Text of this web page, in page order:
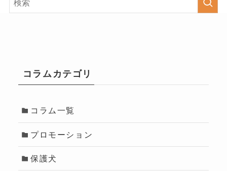
コラムカテゴリ
コラム一覧
プロモーション
保護犬